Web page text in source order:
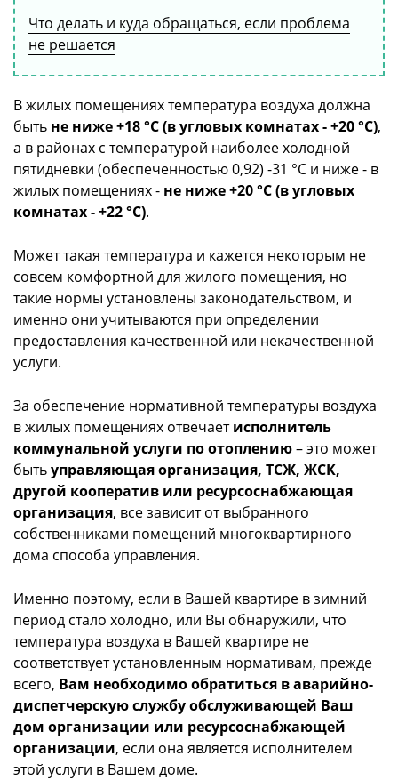
Что делать и куда обращаться, если проблема
не решается
В жилых помещениях температура воздуха должна
быть не ниже +18 °C (в угловых комнатах - +20 °C),
а в районах с температурой наиболее холодной
пятидневки (обеспеченностью 0,92) -31 °C и ниже - в
жилых помещениях - не ниже +20 °C (в угловых
комнатах - +22 °C).
Может такая температура и кажется некоторым не
совсем комфортной для жилого помещения, но
такие нормы установлены законодательством, и
именно они учитываются при определении
предоставления качественной или некачественной
услуги.
За обеспечение нормативной температуры воздуха
в жилых помещениях отвечаетисполнитель
коммунальной услуги по отоплению– это может
бытьуправляющая организация, ТСЖ, ЖСК,
другой кооператив или ресурсоснабжающая
организация, все зависит от выбранного
собственниками помещений многоквартирного
дома способа управления.
Именно поэтому, если в Вашей квартире в зимний
период стало холодно, или Вы обнаружили, что
температура воздуха в Вашей квартире не
соответствует установленным нормативам, прежде
всего, Вам необходимо обратиться в аварийно-
диспетчерскую службу обслуживающей Ваш
дом организации или ресурсоснабжающей
организации, если она является исполнителем
этой услуги в Вашем доме.